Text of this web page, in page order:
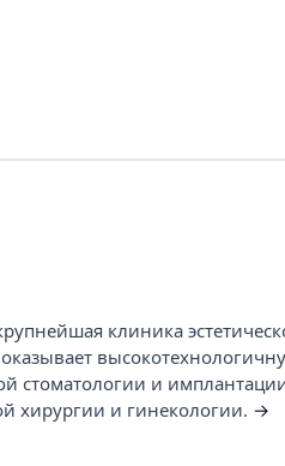
клиника
стоматологии и
хирургии и гинекологии. →